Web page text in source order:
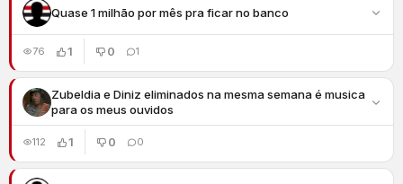
Quase 1 milhão por mês pra ficar no banco
76 1 0 1
Zubeldia e Diniz eliminados na mesma semana é musica
para os meus ouvidos
112 1 0 0